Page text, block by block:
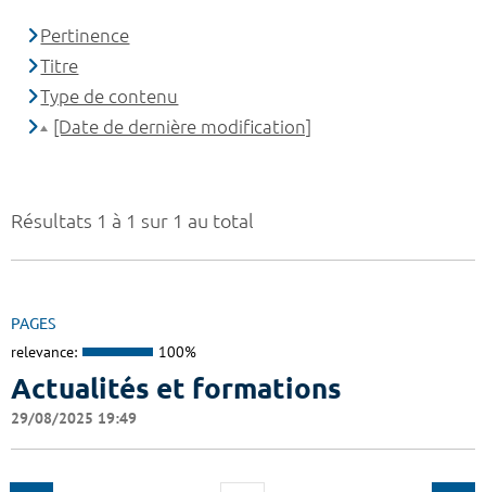
Résultats 1 à 1 sur 1 au total
PAGES
relevance: 100%
Actualités et formations
29/08/2025 19:49
Pertinence
Titre
Type de contenu
[Date de dernière modification]